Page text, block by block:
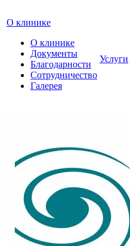
О клинике
О клинике
Документы
Благодарности
Сотрудничество
Галерея
Услуги